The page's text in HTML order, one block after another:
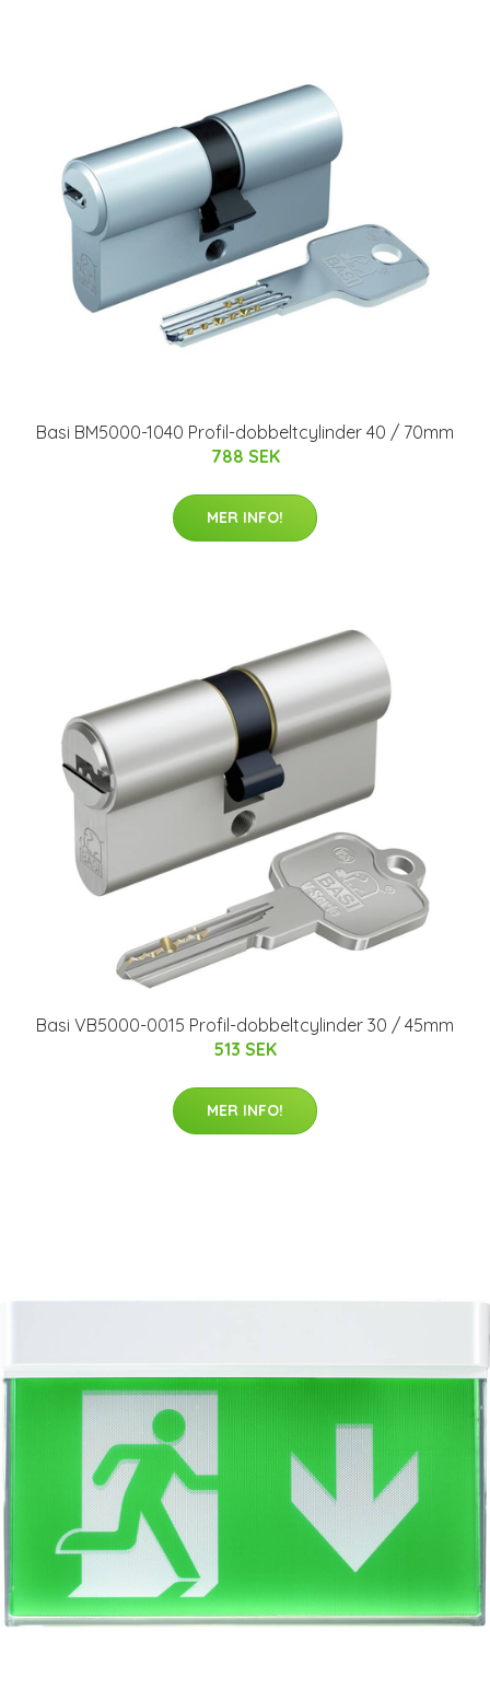
Basi BM5000-1040 Profil-dobbeltcylinder 40 / 70mm
788 SEK
MER INFO!
Basi VB5000-0015 Profil-dobbeltcylinder 30 / 45mm
513 SEK
MER INFO!